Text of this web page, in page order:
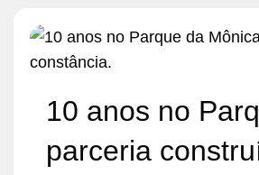
10 anos no
parceria